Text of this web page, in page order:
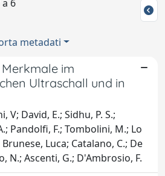
6
metadati
im
Ultraschall und in
V; David, E.; Sidhu, P. S.;
Pandolfi, F.; Tombolini, M.; Lo
Brunese, Luca; Catalano, C.; De
N.; Ascenti, G.; D'Ambrosio, F.